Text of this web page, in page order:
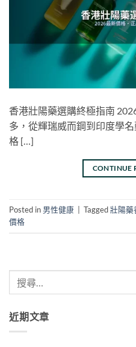
香港壯陽藥選購終極指南
多，從輝瑞威而鋼到印度學
格 […]
CONTINUE
Posted in 男性健康 Tagged壯陽藥
價格
近期文章